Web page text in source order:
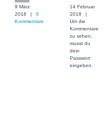
9 März
2018
|
0
Kommentare
14 Februar
2018
|
Um die
Kommentare
zu sehen,
musst du
dein
Passwort
eingeben.